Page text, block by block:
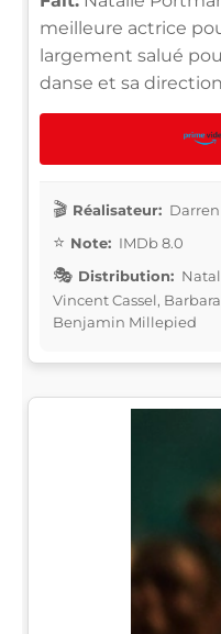
meilleure actrice
largement salué
danse et sa
Réalisateur:
Note: IMDb 8.0
Distribution:
Vincent Cassel,
Benjamin Millepied